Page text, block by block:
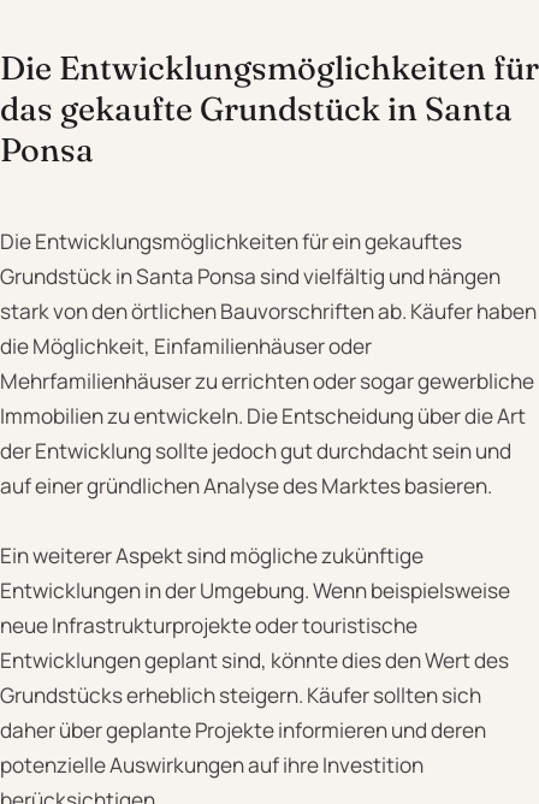
Die Entwicklungsmöglichkeiten für
das gekaufte Grundstück in Santa
Ponsa
Die Entwicklungsmöglichkeiten für ein gekauftes
Grundstück in Santa Ponsa sind vielfältig und hängen
stark von den örtlichen Bauvorschriften ab. Käufer haben
die Möglichkeit, Einfamilienhäuser oder
Mehrfamilienhäuser zu errichten oder sogar gewerbliche
Immobilien zu entwickeln. Die Entscheidung über die Art
der Entwicklung sollte jedoch gut durchdacht sein und
auf einer gründlichen Analyse des Marktes basieren.
Ein weiterer Aspekt sind mögliche zukünftige
Entwicklungen in der Umgebung. Wenn beispielsweise
neue Infrastrukturprojekte oder touristische
Entwicklungen geplant sind, könnte dies den Wert des
Grundstücks erheblich steigern. Käufer sollten sich
daher über geplante Projekte informieren und deren
potenzielle Auswirkungen auf ihre Investition